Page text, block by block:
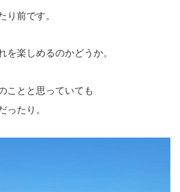
り前です。
を楽しめるのかどうか。
ことと思っていても
ったり。